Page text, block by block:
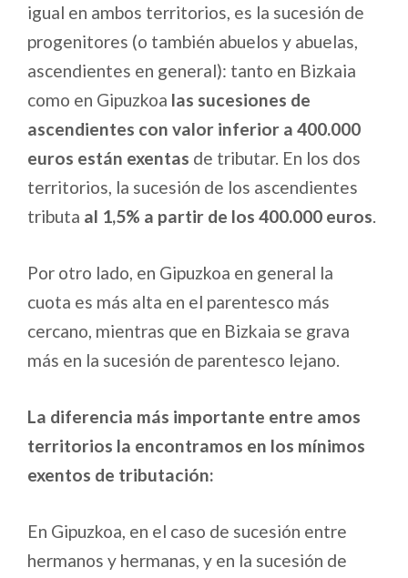
igual en ambos territorios, es la sucesión de
progenitores (o también abuelos y abuelas,
ascendientes en general): tanto en Bizkaia
como en Gipuzkoa las sucesiones de
ascendientes con valor inferior a 400.000
euros están exentas de tributar. En los dos
territorios, la sucesión de los ascendientes
tributa al 1,5% a partir de los 400.000 euros
Por otro lado, en Gipuzkoa en general la
cuota es más alta en el parentesco más
cercano, mientras que en Bizkaia se grava
más en la sucesión de parentesco lejano.
La diferencia más importante entre amos
territorios la encontramos en los mínimos
exentos de tributación:
En Gipuzkoa, en el caso de sucesión entre
hermanos y hermanas, y en la sucesión de